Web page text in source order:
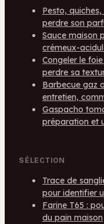
Pesto, quiches,
perdre son
Sauce maison
crémeux-
Congeler le
perdre sa
Barbecue gaz
entretien,
Gaspacho
préparation et
SÉLECTION
Trace de
pour identifier
Farine T65 :
du pain maison